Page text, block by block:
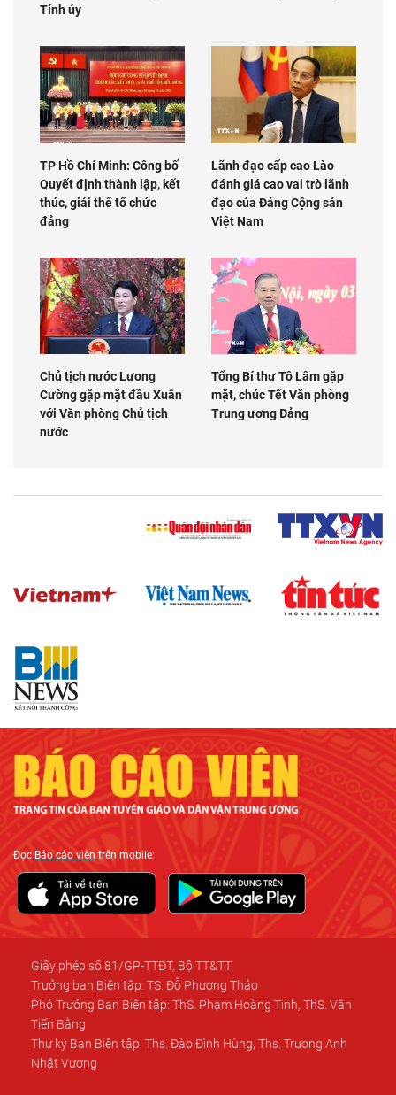
Tỉnh ủy
TP Hồ Chí Minh: Công bố
Quyết định thành lập, kết
thúc, giải thể tổ chức
đảng
Lãnh đạo cấp cao Lào
đánh giá cao vai trò lãnh
đạo của Đảng Cộng sản
Việt Nam
Chủ tịch nước Lương
Cường gặp mặt đầu Xuân
với Văn phòng Chủ tịch
nước
Tổng Bí thư Tô Lâm gặp
mặt, chúc Tết Văn phòng
Trung ương Đảng
Đọc Báo cáo viêntrên mobile:
Giấy phép số 81/GP-TTĐT, Bộ TT&TT
Trưởng ban Biên tập: TS. Đỗ Phương Thảo
Phó Trưởng Ban Biên tập: ThS. Phạm Hoàng Tinh, ThS. Văn
Tiến Bằng
Thư ký Ban Biên tập: Ths. Đào Đình Hùng, Ths. Trương Anh
Nhật Vương